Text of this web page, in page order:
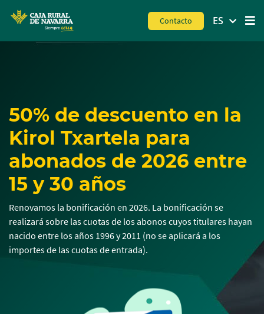
Contacto ES
50% de descuento en la
Kirol Txartela para
abonados de 2026 entre
15 y 30 años
Renovamos la bonificación en 2026. La bonificación se
realizará sobre las cuotas de los abonos cuyos titulares hayan
nacido entre los años 1996 y 2011 (no se aplicará a los
importes de las cuotas de entrada).